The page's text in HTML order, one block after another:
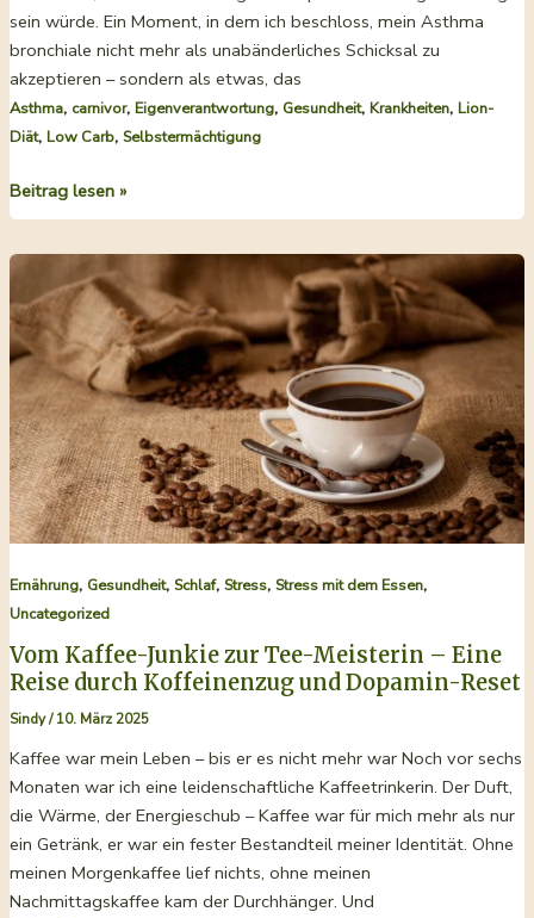
sein würde. Ein Moment, in dem ich beschloss, mein Asthma
bronchiale nicht mehr als unabänderliches Schicksal zu
akzeptieren – sondern als etwas, das
Asthma, carnivor, Eigenverantwortung, Gesundheit, Krankheiten, Lion-
Diät, Low Carb, Selbstermächtigung
Wie
man
bronchiale
behandelt
–
und
loswird
Beitrag lesen »
Ernährung, Gesundheit, Schlaf, Stress, Stress mit dem Essen,
Uncategorized
Vom Kaffee-Junkie zur Tee-Meisterin – Eine
Reise durch Koffeinenzug und Dopamin-Reset
Sindy/10. März 2025
Kaffee war mein Leben – bis er es nicht mehr war Noch vor sechs
Monaten war ich eine leidenschaftliche Kaffeetrinkerin. Der Duft,
die Wärme, der Energieschub – Kaffee war für mich mehr als nur
ein Getränk, er war ein fester Bestandteil meiner Identität. Ohne
meinen Morgenkaffee lief nichts, ohne meinen
Nachmittagskaffee kam der Durchhänger. Und